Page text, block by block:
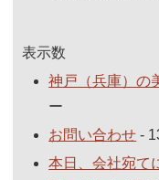
表示数
神戸（兵庫）の
ー
お問い合わせ -
本日、会社宛て